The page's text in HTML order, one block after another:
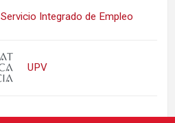
Servicio Integrado de Empleo
UPV